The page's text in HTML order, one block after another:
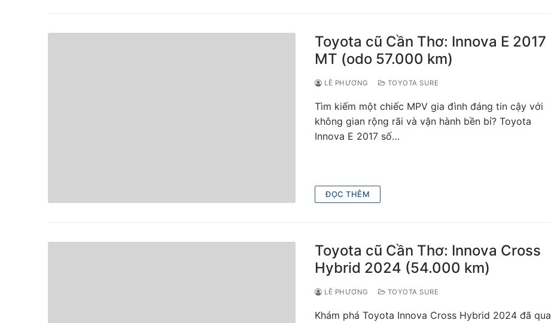
Toyota cũ Cần Thơ: Innova E 2017
MT (odo 57.000 km)
LÊ PHƯƠNG TOYOTA SURE
Tìm kiếm một chiếc MPV gia đình đáng tin cậy với
không gian rộng rãi và vận hành bền bỉ? Toyota
Innova E 2017 số…
ĐỌC THÊM
Toyota cũ Cần Thơ: Innova Cross
Hybrid 2024 (54.000 km)
LÊ PHƯƠNG TOYOTA SURE
Khám phá Toyota Innova Cross Hybrid 2024 đã qua